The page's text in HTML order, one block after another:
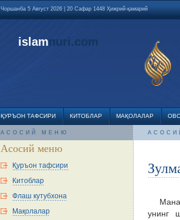
Чоршанба 5 Август 2026 | 20 Сафар 1448 Ҳижрий-қамарий
islamnuri.com
ҚУРЪОН ТАФСИРИ КИТОБЛАР МАҚОЛАЛАР
АСОСИЙ МЕНЮ
Асосий меню
Қуръон тафсири
Китоблар
Флаш кутубхона
Мақолалар
унинг